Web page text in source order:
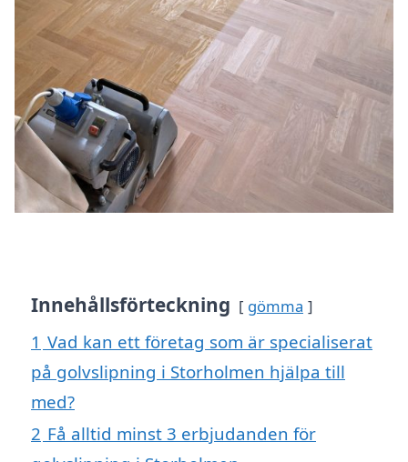
Innehållsförteckning gömma
1 Vad kan ett företag som är specialiserat
på golvslipning i Storholmen hjälpa till
med?
2 Få alltid minst 3 erbjudanden för